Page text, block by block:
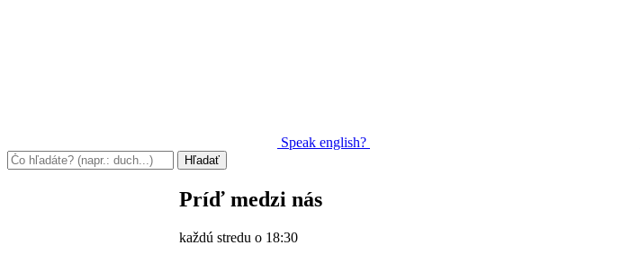
Speak english?
Príď medzi nás
každú stredu o 18:30